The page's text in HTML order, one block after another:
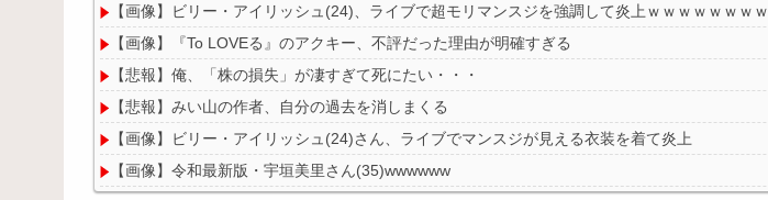
【画像】ビリー・アイリッシュ(24)、ライブで超モリマンスジを強調して炎上ｗｗｗｗｗｗｗｗ
【画像】『To LOVEる』のアクキー、不評だった理由が明確すぎる
【悲報】俺、「株の損失」が凄すぎて死にたい・・・
【悲報】みい山の作者、自分の過去を消しまくる
【画像】ビリー・アイリッシュ(24)さん、ライブでマンスジが見える衣装を着て炎上
【画像】令和最新版・宇垣美里さん(35)wwwwww